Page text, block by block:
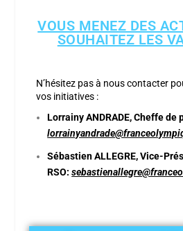
VOUS MENEZ DES
SOUHAITEZ LES
N’hésitez pas à nous contacter
vos initiatives :
Lorrainy ANDRADE, Cheffe de
Sébastien ALLEGRE, Vice-
RSO: